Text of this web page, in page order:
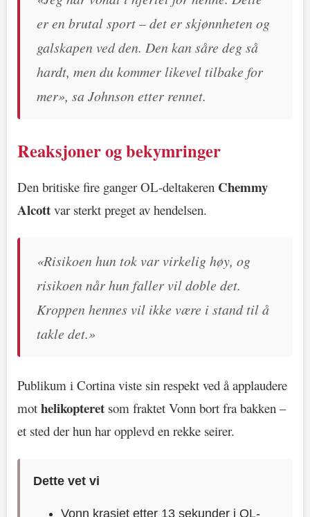
er en brutal sport – det er skjønnheten og
galskapen ved den. Den kan såre deg så
hardt, men du kommer likevel tilbake for
mer», sa Johnson etter rennet.
Reaksjoner og bekymringer
Den britiske fire ganger OL-deltakeren Chemmy
Alcott var sterkt preget av hendelsen.
«Risikoen hun tok var virkelig høy, og
risikoen når hun faller vil doble det.
Kroppen hennes vil ikke være i stand til å
takle det.»
Publikum i Cortina viste sin respekt ved å applaudere
mot helikopteret som fraktet Vonn bort fra bakken –
et sted der hun har opplevd en rekke seirer.
Dette vet vi
Vonn krasjet etter 13 sekunder i OL-